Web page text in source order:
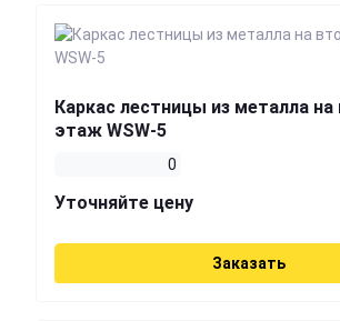
Каркас лестницы из металла на
этаж WSW-5
0
Уточняйте цену
Заказать